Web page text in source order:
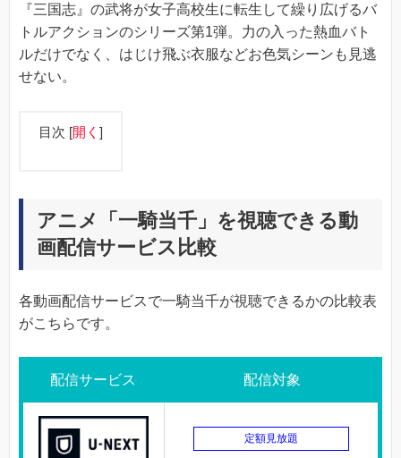
『三国志』の武将が女子高校生に転生して繰り広げるバ
トルアクションのシリーズ第1弾。力の入った熱血バト
ルだけでなく、はじけ飛ぶ衣服などお色気シーンも見逃
せない。
目次 [開く ]
アニメ「一騎当千」を視聴できる動
画配信サービス比較
各動画配信サービスで一騎当千が視聴できるかの比較表
がこちらです。
配信サービス 配信対象
定額見放題